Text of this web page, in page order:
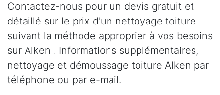
Contactez-nous pour un devis gratuit et
détaillé sur le prix d'un nettoyage toiture
suivant la méthode approprier à vos besoins
sur Alken . Informations supplémentaires,
nettoyage et démoussage toiture Alken par
téléphone ou par e-mail.